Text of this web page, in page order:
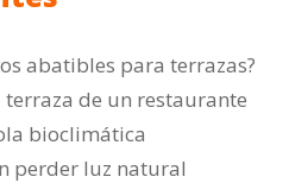
abatibles para terrazas?
de un restaurante
bioclimática
perder luz natural